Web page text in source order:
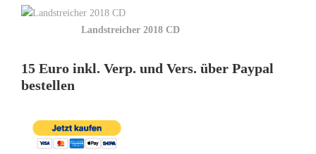
Landstreicher 2018 CD
15 Euro inkl. Verp. und Vers. über Paypal
bestellen